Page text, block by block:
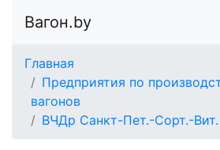
Вагон.by
Главная
Предприятия по
вагонов
ВЧДр Санкт-Пет.-Сорт.-